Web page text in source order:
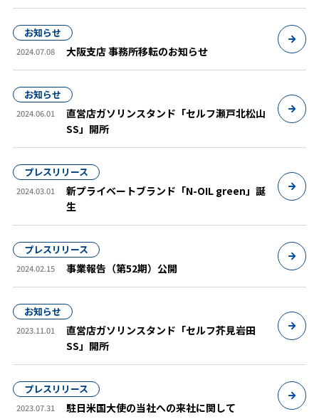
お知らせ
2024.07.08 大阪支店 事務所移転のお知らせ
お知らせ
2024.06.01
直営店ガソリンスタンド「セルフ瀬戸北松山
SS」開所
プレスリリース
2024.03.01
新プライベートブランド「N-OIL green」誕
生
プレスリリース
2024.02.15 事業報告（第52期）公開
お知らせ
2023.11.01
直営店ガソリンスタンド「セルフ芥見岩田
SS」開所
プレスリリース
2023.07.31 駐日米国大使の当社への来社に関して